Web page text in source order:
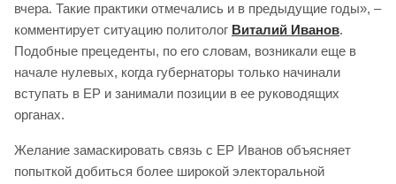
вчера. Такие практики отмечались и в предыдущие годы», –
комментирует ситуацию политолог Виталий Иванов.
Подобные прецеденты, по его словам, возникали еще в
начале нулевых, когда губернаторы только начинали
вступать в ЕР и занимали позиции в ее руководящих
органах.
Желание замаскировать связь с ЕР Иванов объясняет
попыткой добиться более широкой электоральной